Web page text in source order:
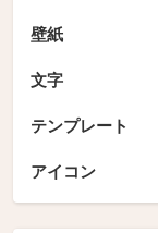
壁紙
文字
テンプレート
アイコン